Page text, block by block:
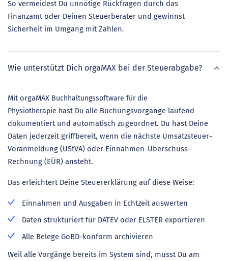
So vermeidest Du unnötige Rückfragen durch das
Finanzamt oder Deinen Steuerberater und gewinnst
Sicherheit im Umgang mit Zahlen.
Wie unterstützt Dich orgaMAX bei der Steuerabgabe?
Mit orgaMAX Buchhaltungssoftware für die
Physiotherapie hast Du alle Buchungsvorgänge laufend
dokumentiert und automatisch zugeordnet. Du hast Deine
Daten jederzeit griffbereit, wenn die nächste Umsatzsteuer-
Voranmeldung (UStVA) oder Einnahmen-Überschuss-
Rechnung (EÜR) ansteht.
Das erleichtert Deine Steuererklärung auf diese Weise:
Einnahmen und Ausgaben in Echtzeit auswerten
Daten strukturiert für DATEV oder ELSTER exportieren
Alle Belege GoBD-konform archivieren
Weil alle Vorgänge bereits im System sind, musst Du am